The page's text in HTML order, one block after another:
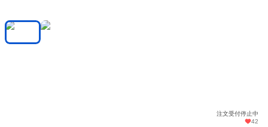
注文受付停止中
42